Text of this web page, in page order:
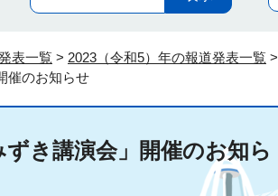
表一覧 > 2023（令和5）年の報道発表一覧 >
催のお知らせ
き講演会」開催のお知ら